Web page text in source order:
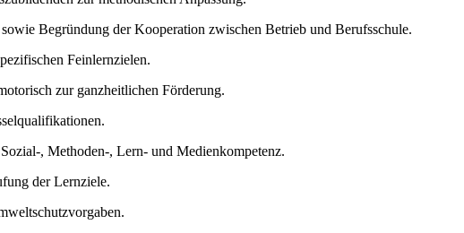
Begründung der Kooperation zwischen Betrieb und Berufsschule.
Feinlernzielen.
zur ganzheitlichen Förderung.
, Methoden-, Lern- und Medienkompetenz.
der Lernziele.